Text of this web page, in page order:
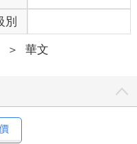
本不是什麼寶石，而是一
映射到水中，多層次的反
熠生輝。
石。
蹭一蹭這鬼斧神工的自然
了冰面。
能原地搖搖晃晃甩脫暈
別
＞ 華文